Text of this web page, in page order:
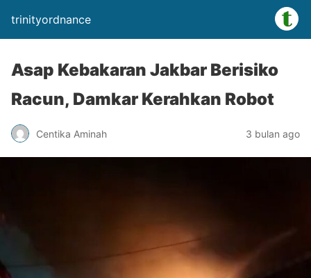
trinityordnance
Asap Kebakaran Jakbar Berisiko
Racun, Damkar Kerahkan Robot
Centika Aminah 3 bulan ago